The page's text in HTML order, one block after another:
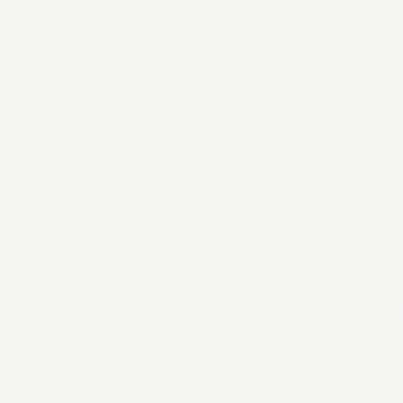
Данный материал долговечен и
стильным, но и безопасным:
Преимущества фасадного камня